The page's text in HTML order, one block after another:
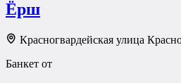
Ёрш
Красногвардейская улица
Банкет от